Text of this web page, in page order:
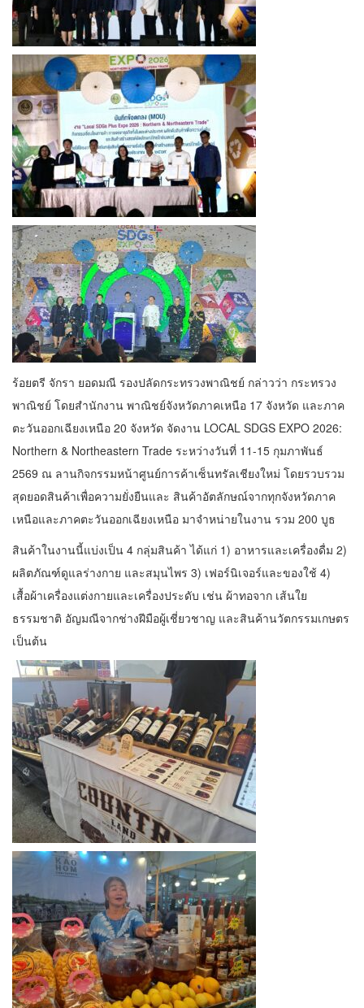
ร้อยตรี จักรา ยอดมณี รองปลัดกระทรวงพาณิชย์ กล่าวว่า กระทรวง
พาณิชย์ โดยสำนักงาน พาณิชย์จังหวัดภาคเหนือ 17 จังหวัด และภาค
ตะวันออกเฉียงเหนือ 20 จังหวัด จัดงาน LOCAL SDGS EXPO 2026:
Northern & Northeastern Trade ระหว่างวันที่ 11-15 กุมภาพันธ์
2569 ณ ลานกิจกรรมหน้าศูนย์การค้าเซ็นทรัลเชียงใหม่ โดยรวบรวม
สุดยอดสินค้าเพื่อความยั่งยืนและ สินค้าอัตลักษณ์จากทุกจังหวัดภาค
เหนือและภาคตะวันออกเฉียงเหนือ มาจำหน่ายในงาน รวม 200 บูธ
สินค้าในงานนี้แบ่งเป็น 4 กลุ่มสินค้า ได้แก่ 1) อาหารและเครื่องดื่ม 2)
ผลิตภัณฑ์ดูแลร่างกาย และสมุนไพร 3) เฟอร์นิเจอร์และของใช้ 4)
เสื้อผ้าเครื่องแต่งกายและเครื่องประดับ เช่น ผ้าทอจาก เส้นใย
ธรรมชาติ อัญมณีจากช่างฝีมือผู้เชี่ยวชาญ และสินค้านวัตกรรมเกษตร
เป็นต้น